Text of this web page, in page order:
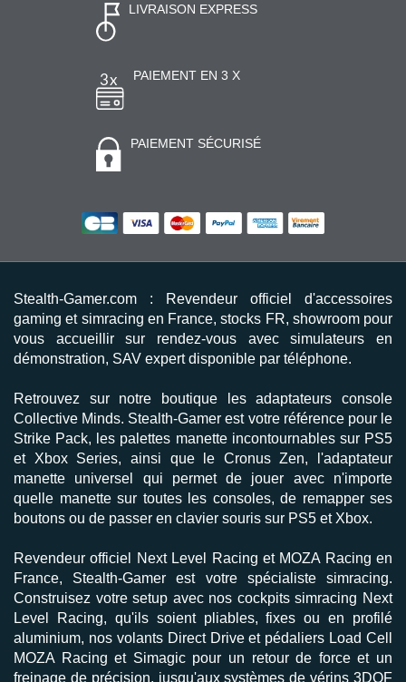
LIVRAISON EXPRESS
PAIEMENT EN 3 X
PAIEMENT SÉCURISÉ
Stealth-Gamer.com : Revendeur officiel
d'accessoires
gaming et simracing en France, stocks FR, showroom pour
vous accueillir sur rendez-vous avec simulateurs en
démonstration, SAV expert disponible par téléphone.
Retrouvez sur notre boutique les adaptateurs console
Collective Minds. Stealth-Gamer est votre référence pour le
Strike Pack, les palettes manette incontournables sur PS5
et Xbox Series, ainsi que le Cronus Zen, l'adaptateur
manette universel qui permet de jouer avec n'importe
quelle manette sur toutes les consoles, de remapper ses
boutons ou de passer en clavier souris sur PS5 et Xbox.
Revendeur officiel Next Level Racing et MOZA Racing en
France, Stealth-Gamer est votre spécialiste simracing.
Construisez votre setup avec nos cockpits simracing Next
Level Racing, qu'ils soient pliables, fixes ou en profilé
aluminium, nos volants Direct Driveet pédaliers Load Cell
MOZA Racing et Simagic pour un retour de force et un
freinage de précision, jusqu'auxsystèmes de vérins 3DOF